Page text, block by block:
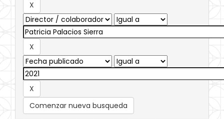
Comenzar nueva busqueda